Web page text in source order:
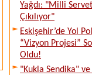
Yağdı: "Milli
Çıkılıyor"
Eskişehir’de Yol
“Vizyon Projesi”
Oldu!
"Kukla Sendika"